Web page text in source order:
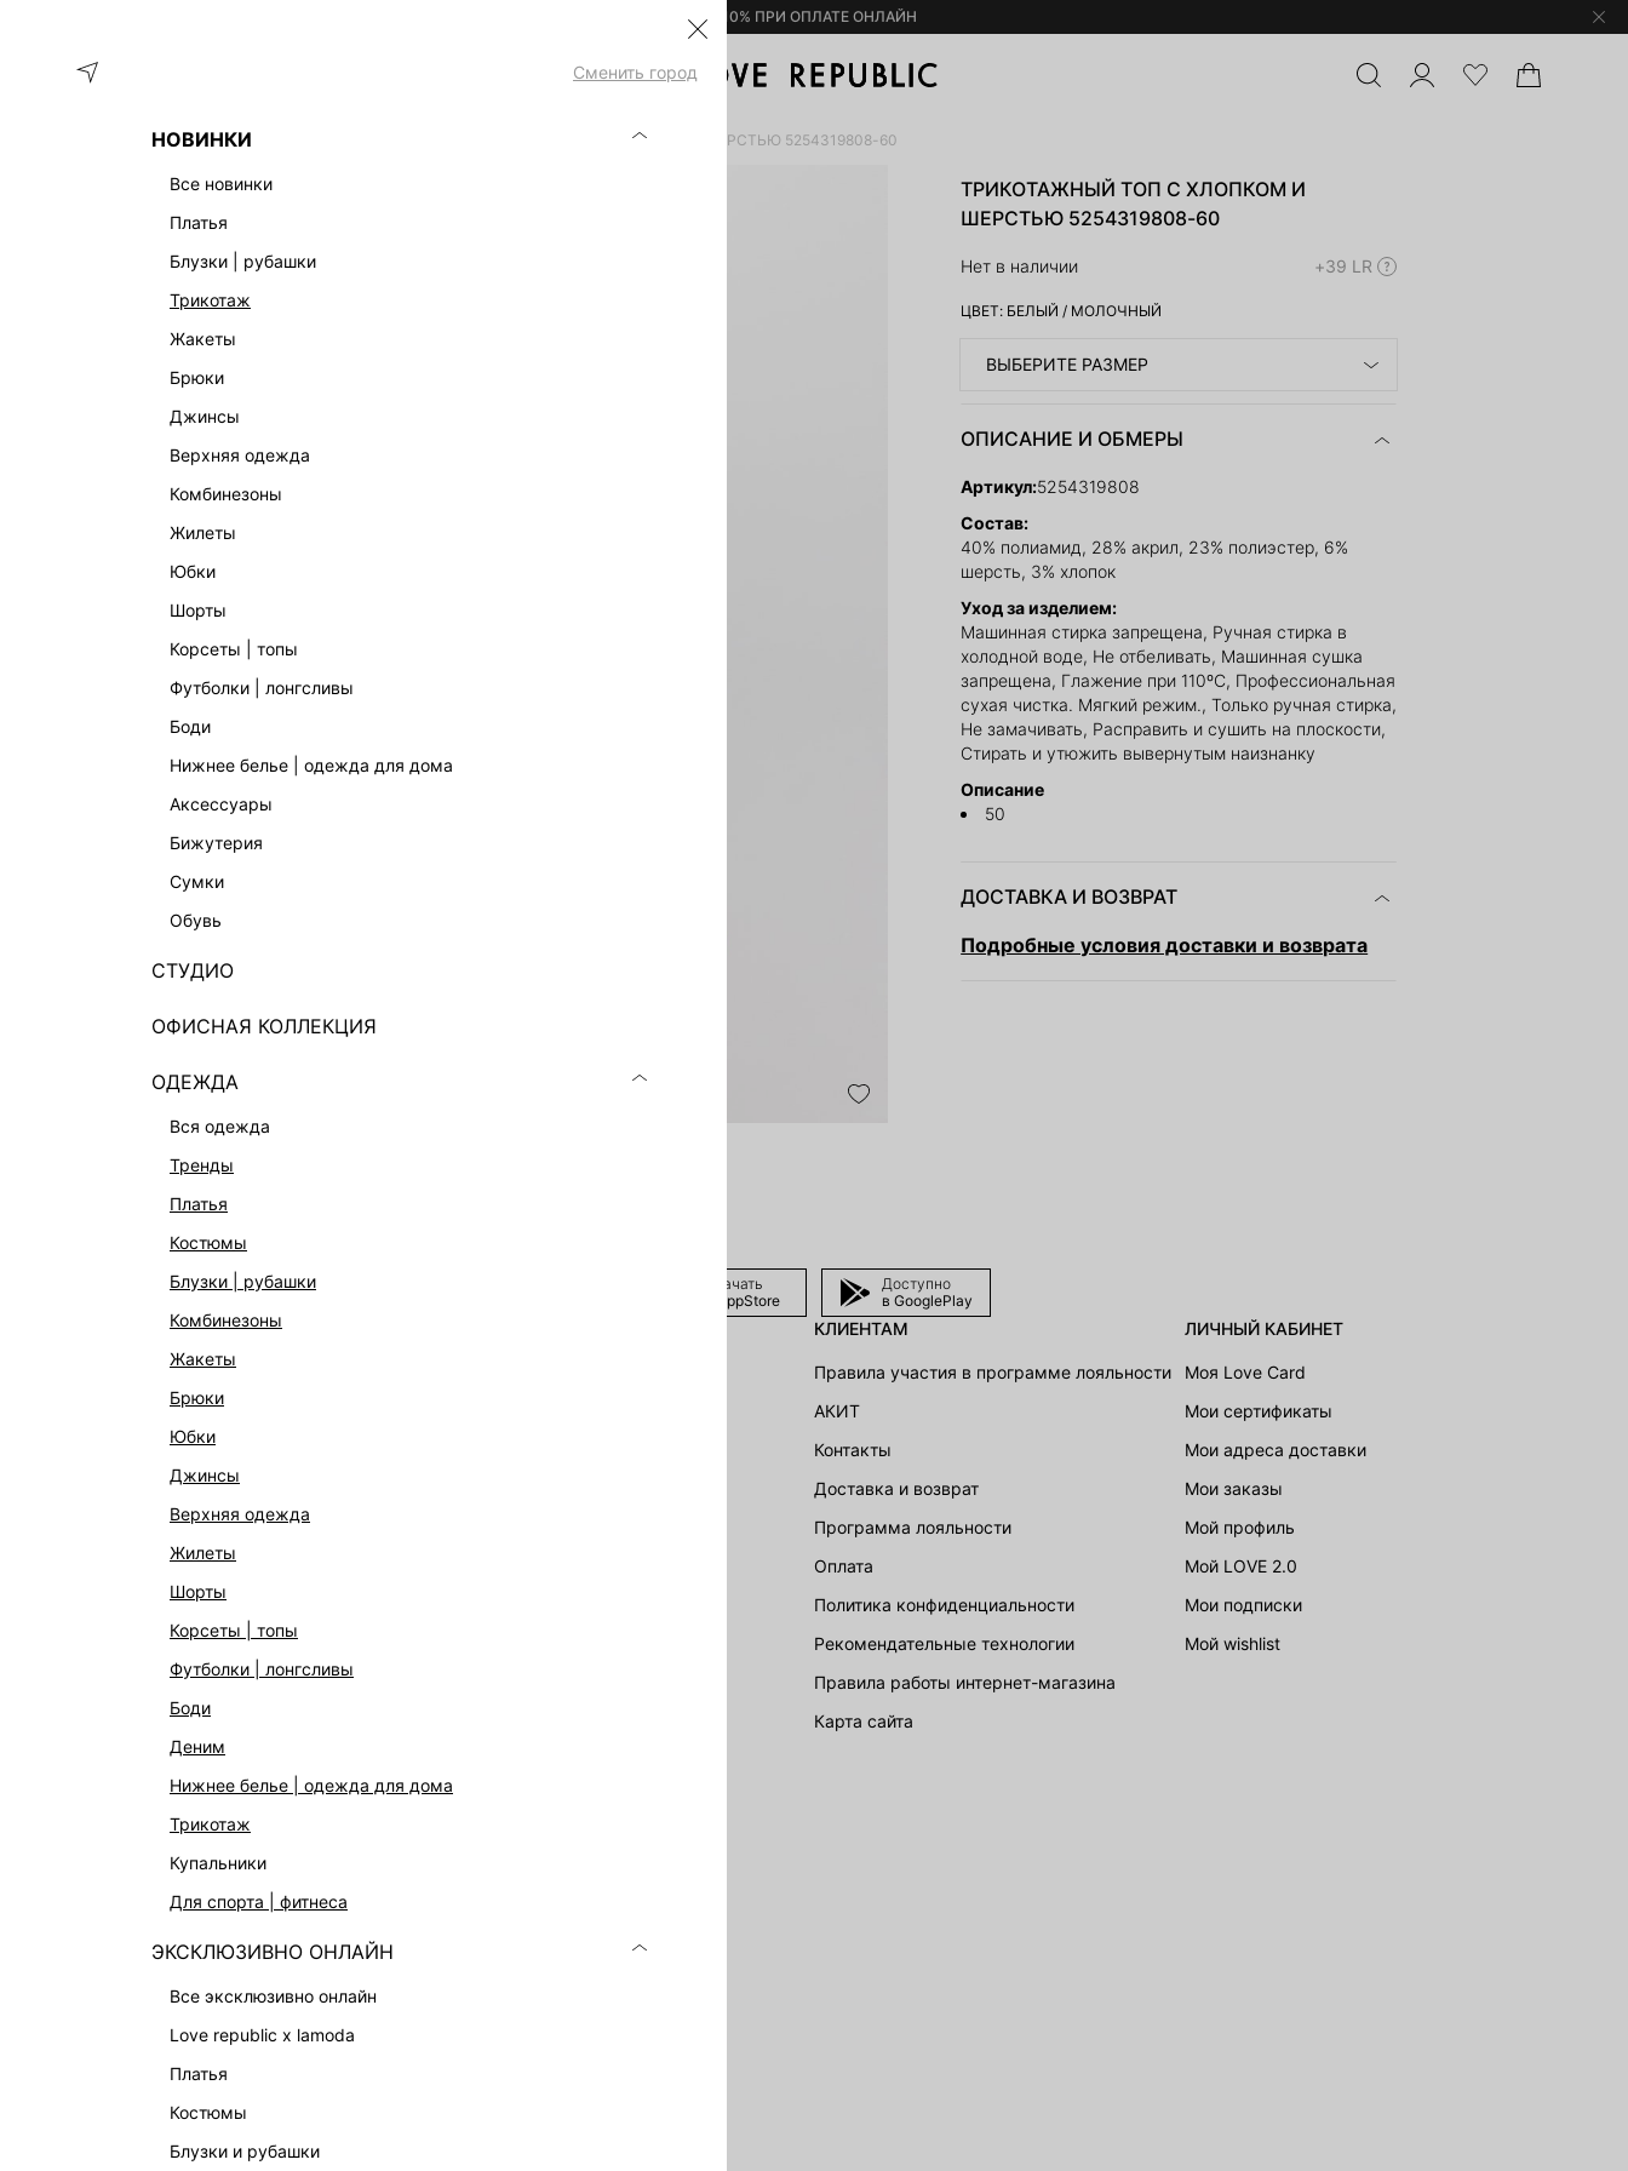
– 10% ПРИ ОПЛАТЕ ОНЛАЙН
Сменить город
НОВИНКИ
все новинки
платья
блузки | рубашки
трикотаж
жакеты
брюки
джинсы
верхняя одежда
комбинезоны
жилеты
юбки
шорты
корсеты | топы
футболки | лонгсливы
боди
нижнее белье | одежда для дома
аксессуары
бижутерия
сумки
обувь
СТУДИО
ОФИСНАЯ КОЛЛЕКЦИЯ
ОДЕЖДА
вся одежда
тренды
платья
костюмы
блузки | рубашки
комбинезоны
жакеты
брюки
юбки
джинсы
верхняя одежда
жилеты
шорты
корсеты | топы
футболки | лонгсливы
боди
деним
нижнее белье | одежда для дома
трикотаж
купальники
для спорта | фитнеса
ЭКСКЛЮЗИВНО ОНЛАЙН
все эксклюзивно онлайн
love republic x lamoda
платья
костюмы
блузки и рубашки
ОДЕЖДА ТРИКОТАЖНЫЙ ТОП С ХЛОПКОМ И ШЕРСТЬЮ 5254319808-60
ТРИКОТАЖНЫЙ ТОП С ХЛОПКОМ И
ШЕРСТЬЮ 5254319808-60
Нет в наличии +39 LR
ЦВЕТ: БЕЛЫЙ / МОЛОЧНЫЙ
ВЫБЕРИТЕ РАЗМЕР
ОПИСАНИЕ И ОБМЕРЫ
Артикул:5254319808
Состав:
40% полиамид, 28% акрил, 23% полиэстер, 6%
шерсть, 3% хлопок
Уход за изделием:
Машинная стирка запрещена, Ручная стирка в
холодной воде, Не отбеливать, Машинная сушка
запрещена, Глажение при 110ºС, Профессиональная
сухая чистка. Мягкий режим., Только ручная стирка,
Не замачивать, Расправить и сушить на плоскости,
Стирать и утюжить вывернутым наизнанку
Описание
50
ДОСТАВКА И ВОЗВРАТ
Подробные условия доставки и возврата
Скачать
в AppStore
Доступно
в GooglePlay
ОФИСНАЯ КОЛЛЕКЦИЯ
ЭКСКЛЮЗИВНО ОНЛАЙН
АКСЕССУАРЫ | УКРАШЕНИЯ
ФИНАЛЬНАЯ РАСПРОДАЖА
ПОДАРОЧНЫЕ СЕРТИФИКАТЫ
БАЛЬЗАМЫ-ТИНТЫ
ЛИМИТИРОВАННЫЕ КОЛЛЕКЦИИ
КАПСУЛЬНЫЙ ГАРДЕРОБ
БОХО-ШИК
В ОТТЕНКАХ СЕРОГО
LOVE REPUBLIC MAISON
ДАЙДЖЕСТ
КЛИЕНТАМ
Правила участия в программе лояльности
АКИТ
Контакты
Доставка и возврат
Программа лояльности
Оплата
Политика конфиденциальности
Рекомендательные технологии
Правила работы интернет-магазина
карта сайта
ЛИЧНЫЙ КАБИНЕТ
Моя Love Card
Мои сертификаты
Мои адреса доставки
Мои заказы
Мой профиль
Мой LOVE 2.0
Мои подписки
Мой wishlist